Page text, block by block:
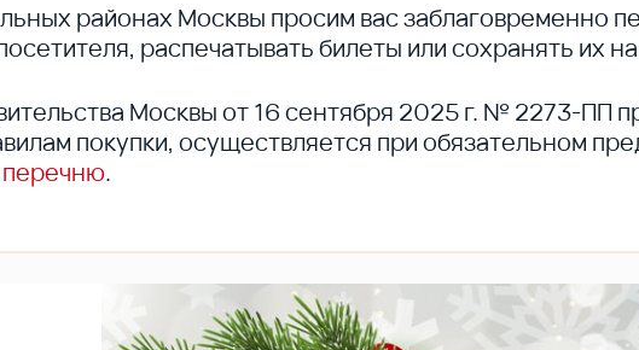
районах Москвы просим вас заблаговременно
распечатывать билеты или сохранять их
Москвы от 16 сентября 2025 г. № 2273-ПП
покупки, осуществляется при обязательном
.